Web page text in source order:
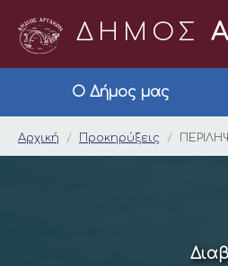
ΔΗΜΟΣ
Ο Δήμος μας
ΠΕΡΙΛΗΨΗ
Αρχική Προκηρύξεις